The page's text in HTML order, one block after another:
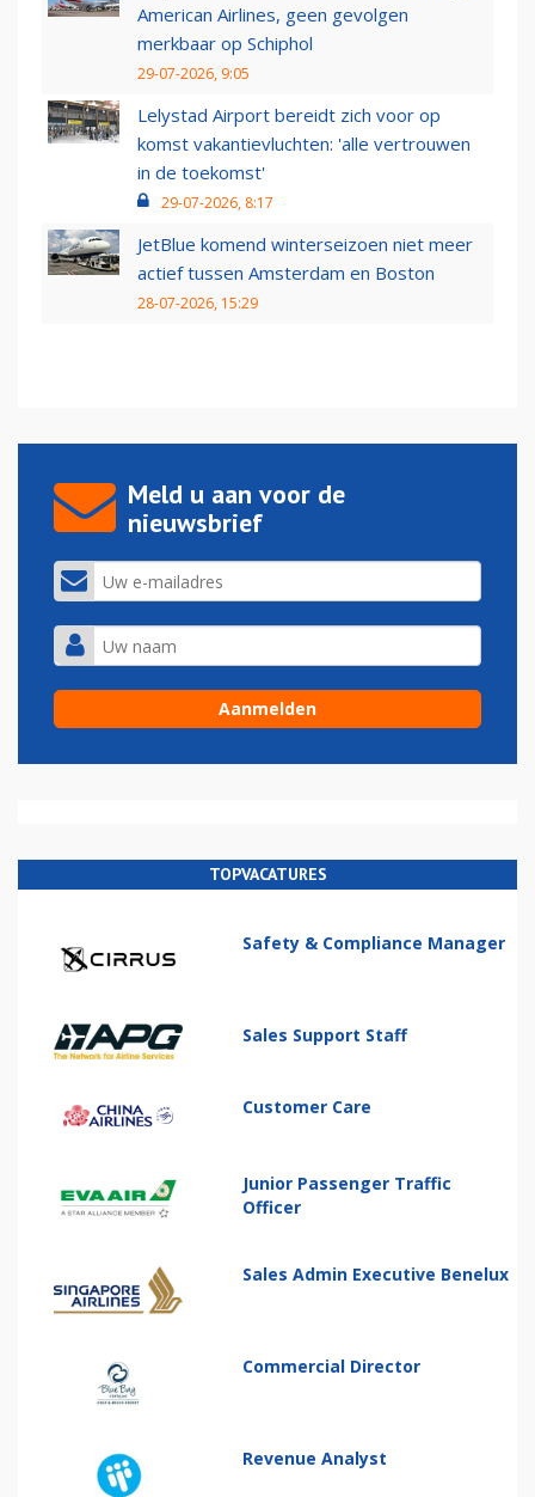
American Airlines, geen gevolgen
merkbaar op Schiphol
29-07-2026, 9:05
Lelystad Airport bereidt zich voor op
komst vakantievluchten: 'alle vertrouwen
in de toekomst'
29-07-2026, 8:17
JetBlue komend winterseizoen niet meer
actief tussen Amsterdam en Boston
28-07-2026, 15:29
Meld u aan voor de
nieuwsbrief
TOPVACATURES
Safety & Compliance Manager
Sales Support Staff
Customer Care
Junior Passenger Traffic
Officer
Sales Admin Executive Benelux
Commercial Director
Revenue Analyst